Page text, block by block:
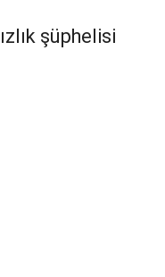
şüphelisi